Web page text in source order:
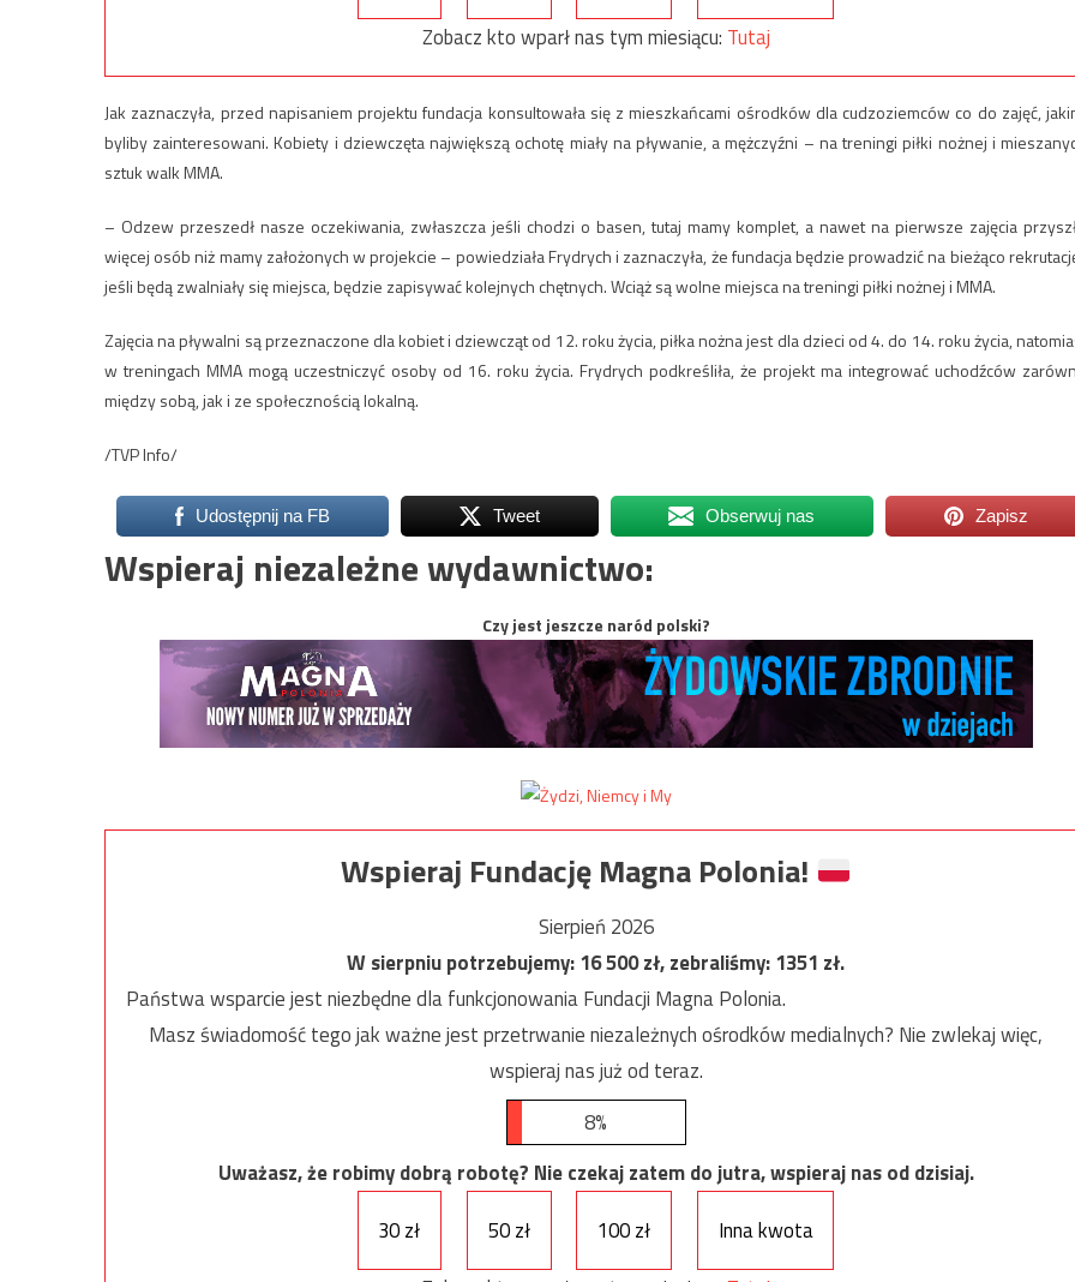
Zobacz kto wparł nas tym miesiącu: Tutaj
Jak zaznaczyła, przed napisaniem projektu fundacja konsultowała się z mieszkańcami ośrodków dla cudzoziemców co do zajęć,
byliby zainteresowani. Kobiety i dziewczęta największą ochotę miały na pływanie, a mężczyźni – na treningi piłki nożnej i
sztuk walk MMA.
– Odzew przeszedł nasze oczekiwania, zwłaszcza jeśli chodzi o basen, tutaj mamy komplet, a nawet na pierwsze zajęcia
więcej osób niż mamy założonych w projekcie – powiedziała Frydrych i zaznaczyła, że fundacja będzie prowadzić na bieżąco
jeśli będą zwalniały się miejsca, będzie zapisywać kolejnych chętnych. Wciąż są wolne miejsca na treningi piłki nożnej i MMA.
Zajęcia na pływalni są przeznaczone dla kobiet i dziewcząt od 12. roku życia, piłka nożna jest dla dzieci od 4. do 14. roku życia,
w treningach MMA mogą uczestniczyć osoby od 16. roku życia. Frydrych podkreśliła, że projekt ma integrować uchodźców
między sobą, jak i ze społecznością lokalną.
/TVP Info/
Udostępnij na FB Tweet Obserwuj nas Zapisz
Wspieraj niezależne wydawnictwo:
Czy jest jeszcze naród polski?
Wspieraj Fundację Magna Polonia!
Sierpień 2026
W sierpniu potrzebujemy:16 500zł, zebraliśmy:1351 zł.
Państwa wsparcie jest niezbędne dla funkcjonowania Fundacji Magna Polonia.
Masz świadomość tego jak ważne jest przetrwanie niezależnych ośrodków medialnych? Nie zwlekaj więc,
wspieraj nas już od teraz.
8%
Uważasz, że robimy dobrą robotę? Nie czekaj zatem do jutra, wspieraj nas od dzisiaj.
30 zł
50 zł 100 zł
Inna kwota